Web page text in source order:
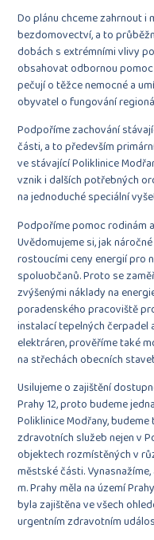
Do plánu chceme zahrnout i
bezdomovectví, a to
dobách s extrémními vlivy
obsahovat odbornou
pečují o těžce nemocné a
obyvatel o fungování
Podpoříme zachování
části, a to především
ve stávající Poliklinice
vznik i dalších potřebných
na jednoduché speciální
Podpoříme pomoc rodinám
Uvědomujeme si, jak
rostoucími ceny energií pro
spoluobčanů. Proto se
zvýšenými náklady na
poradenského pracoviště
instalací tepelných čerpadel
elektráren, prověříme také
na střechách obecních
Usilujeme o zajištění
Prahy 12, proto budeme
Poliklinice Modřany,
zdravotních služeb nejen v
objektech rozmístěných v
městské části.
m. Prahy měla na území
byla zajištěna ve všech
urgentním zdravotním